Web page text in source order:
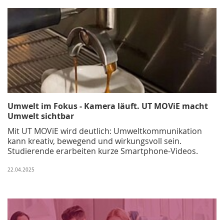
Umwelt im Fokus - Kamera läuft. UT MOViE macht
Umwelt sichtbar
Mit UT MOViE wird deutlich: Umweltkommunikation
kann kreativ, bewegend und wirkungsvoll sein.
Studierende erarbeiten kurze Smartphone-Videos.
22.04.2025